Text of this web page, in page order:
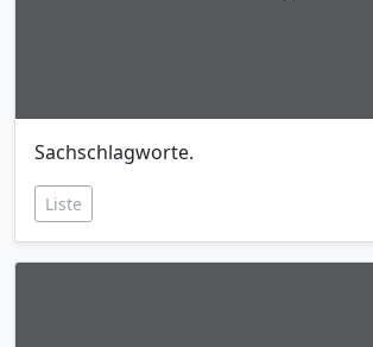
Sachschlagworte.
Liste